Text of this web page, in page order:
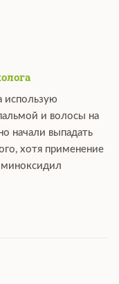
использую
и волосы на
начали выпадать
хотя применение